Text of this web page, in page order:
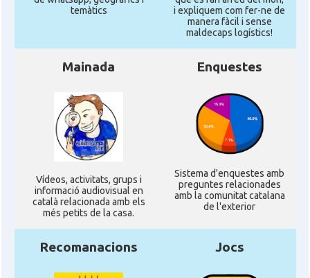
temàtics
i expliquem com fer-ne de
manera fàcil i sense
maldecaps logí­stics!
Mainada
Ví­deos, activitats, grups i
informació audiovisual en
català relacionada amb els
més petits de la casa.
Enquestes
Sistema d'enquestes amb
preguntes relacionades
amb la comunitat catalana
de l'exterior
Recomanacions Jocs